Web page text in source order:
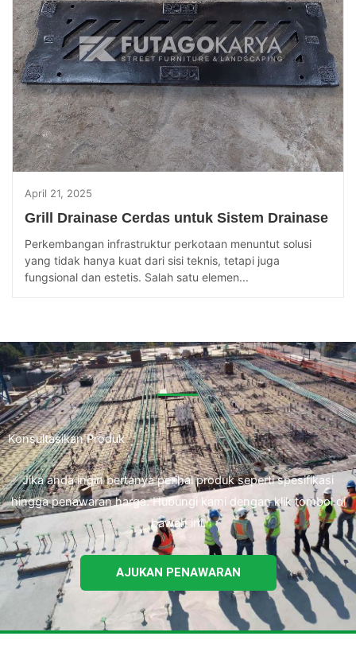
April 21, 2025
Grill Drainase Cerdas untuk Sistem Drainase
Perkembangan infrastruktur perkotaan menuntut solusi
yang tidak hanya kuat dari sisi teknis, tetapi juga
fungsional dan estetis. Salah satu elemen...
Konsultasikan Produk
Jika anda ingin bertanya perihal produk seperti spesifikasi
hingga penawaran harga. Hubungi kami dengan klik tombol di
bawah ini.
AJUKAN PENAWARAN